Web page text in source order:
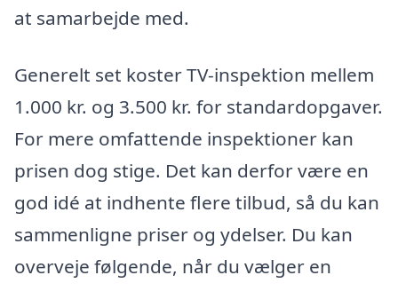
at samarbejde med.
Generelt set koster TV-inspektion mellem
1.000 kr. og 3.500 kr. for standardopgaver.
For mere omfattende inspektioner kan
prisen dog stige. Det kan derfor være en
god idé at indhente flere tilbud, så du kan
sammenligne priser og ydelser. Du kan
overveje følgende, når du vælger en